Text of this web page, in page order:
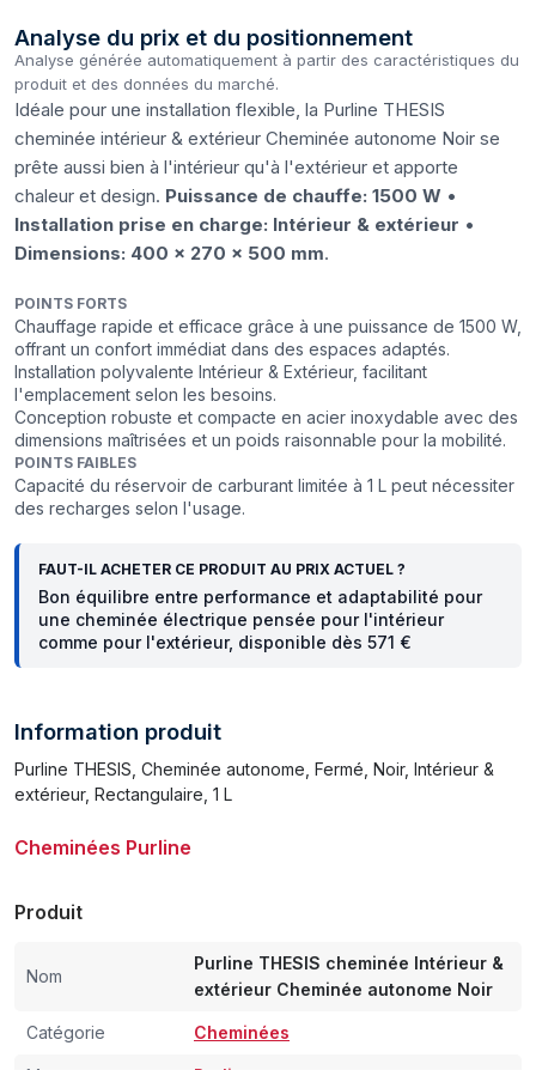
Analyse du prix et du positionnement
Analyse générée automatiquement à partir des caractéristiques du
produit et des données du marché.
Idéale pour une installation flexible, la Purline THESIS
cheminée intérieur & extérieur Cheminée autonome Noir se
prête aussi bien à l'intérieur qu'à l'extérieur et apporte
chaleur et design. Puissance de chauffe: 1500 W •
Installation prise en charge: Intérieur & extérieur •
Dimensions: 400 x 270 x 500 mm.
POINTS FORTS
Chauffage rapide et efficace grâce à une puissance de 1500 W,
offrant un confort immédiat dans des espaces adaptés.
Installation polyvalente Intérieur & Extérieur, facilitant
l'emplacement selon les besoins.
Conception robuste et compacte en acier inoxydable avec des
dimensions maîtrisées et un poids raisonnable pour la mobilité.
POINTS FAIBLES
Capacité du réservoir de carburant limitée à 1 L peut nécessiter
des recharges selon l'usage.
FAUT-IL ACHETER CE PRODUIT AU PRIX ACTUEL ?
Bon équilibre entre performance et adaptabilité pour
une cheminée électrique pensée pour l'intérieur
comme pour l'extérieur, disponible dès 571 €
Information produit
Purline THESIS, Cheminée autonome, Fermé, Noir, Intérieur &
extérieur, Rectangulaire, 1 L
Cheminées Purline
Produit
Nom
Purline THESIS cheminée Intérieur &
extérieur Cheminée autonome Noir
Catégorie Cheminées